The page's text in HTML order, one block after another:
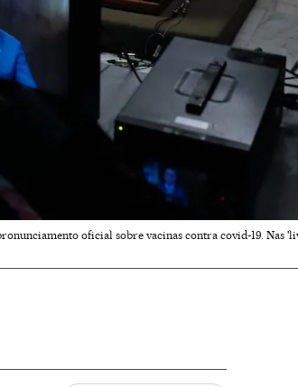
oficial sobre vacinas contra covid-19. Nas